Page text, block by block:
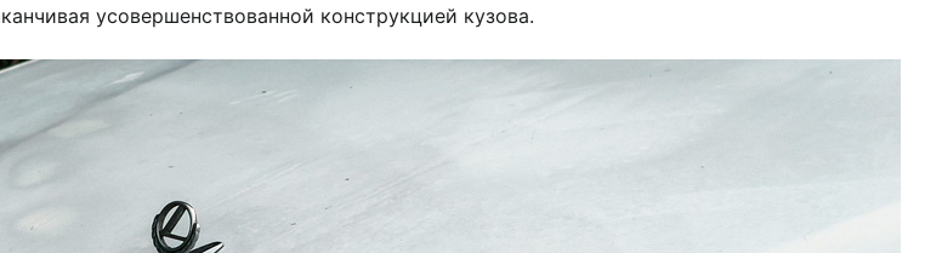
усовершенствованной конструкцией кузова.